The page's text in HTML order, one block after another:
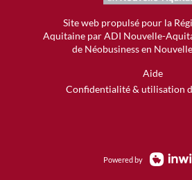
Site web propulsé pour la
Aquitaine par ADI Nouvelle-
de Néobusiness en
Aide
Confidentialité & utilisation
Powered by